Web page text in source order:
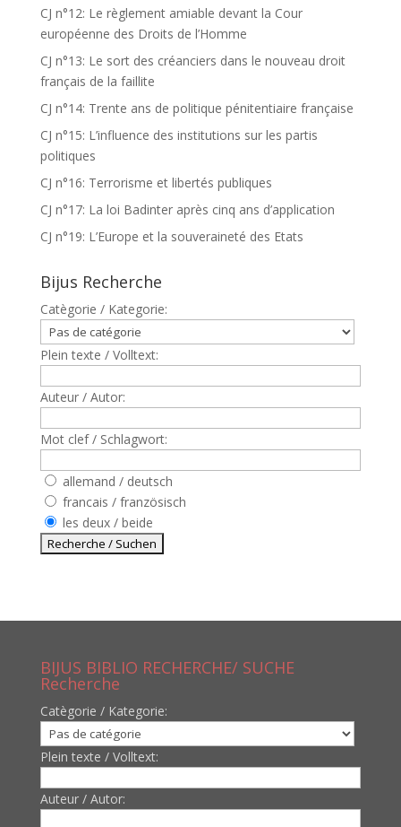
CJ n°12: Le règlement amiable devant la Cour
européenne des Droits de l’Homme
CJ n°13: Le sort des créanciers dans le nouveau droit
français de la faillite
CJ n°14: Trente ans de politique pénitentiaire française
CJ n°15: L’influence des institutions sur les partis
politiques
CJ n°16: Terrorisme et libertés publiques
CJ n°17: La loi Badinter après cinq ans d’application
CJ n°19: L’Europe et la souveraineté des Etats
Bijus Recherche
Catègorie / Kategorie:
Plein texte / Volltext:
Auteur / Autor:
Mot clef / Schlagwort:
allemand / deutsch
francais / französisch
les deux / beide
BIJUS BIBLIO RECHERCHE/ SUCHE
Recherche
Catègorie / Kategorie:
Plein texte / Volltext:
Auteur / Autor: